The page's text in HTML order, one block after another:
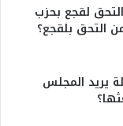
لقجع بحزب
التحق بلقجع؟
يريد المجلس